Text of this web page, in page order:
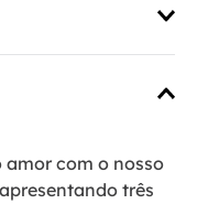
amor com o nosso
três